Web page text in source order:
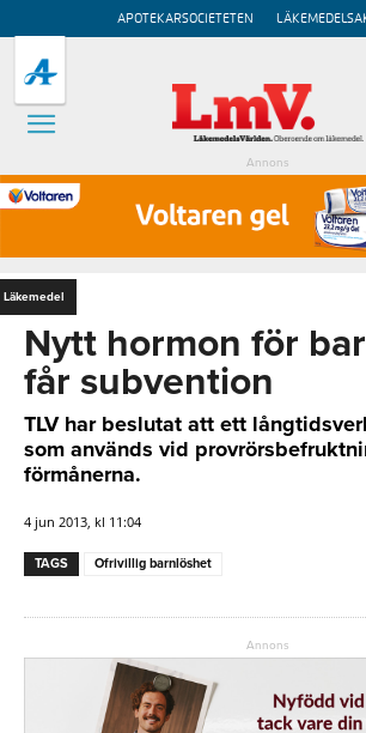
APOTEKARSOCIETETEN
Annons
Läkemedel
Nytt hormon för
får subvention
TLV har beslutat att ett
som används vid
förmånerna.
4 jun 2013, kl 11:04
TAGS Ofrivillig barnlöshet
Annons